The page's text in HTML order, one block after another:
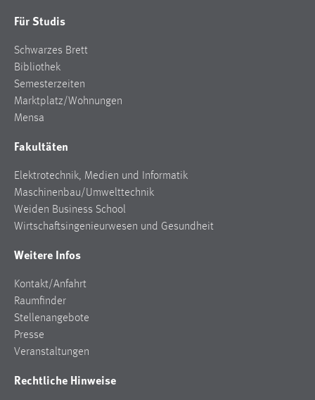
Für Studis
Schwarzes Brett
Bibliothek
Semesterzeiten
Marktplatz/Wohnungen
Mensa
Fakultäten
Elektrotechnik, Medien und Informatik
Maschinenbau/Umwelttechnik
Weiden Business School
Wirtschaftsingenieurwesen und Gesundheit
Weitere Infos
Kontakt/Anfahrt
Raumfinder
Stellenangebote
Presse
Veranstaltungen
Rechtliche Hinweise